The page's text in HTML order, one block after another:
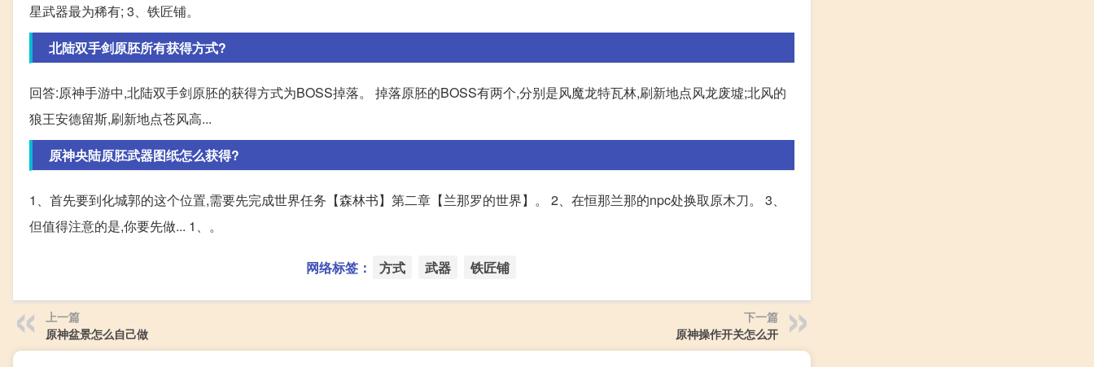
星武器最为稀有; 3、铁匠铺。
北陆双手剑原胚所有获得方式?
回答:原神手游中,北陆双手剑原胚的获得方式为BOSS掉落。 掉落原胚的BOSS有两个,分别是风魔龙特瓦林,刷新地点风龙废墟;北风的
狼王安德留斯,刷新地点苍风高...
原神央陆原胚武器图纸怎么获得?
1、首先要到化城郭的这个位置,需要先完成世界任务【森林书】第二章【兰那罗的世界】。 2、在恒那兰那的npc处换取原木刀。 3、
但值得注意的是,你要先做... 1、。
网络标签： 方式 武器 铁匠铺
上一篇
原神盆景怎么自己做
下一篇
原神操作开关怎么开